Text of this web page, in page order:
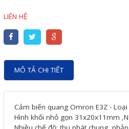
LIÊN HỆ
MÔ TẢ CHI TIẾT
Cảm biến quang Omron E3Z -
Hình khối nhỏ gọn 31x20x11mm
sát
Thiết bị cảnh báo
Thiết bị đo lường - Cảm biến
Bộ đếm - Bộ hẹn giờ